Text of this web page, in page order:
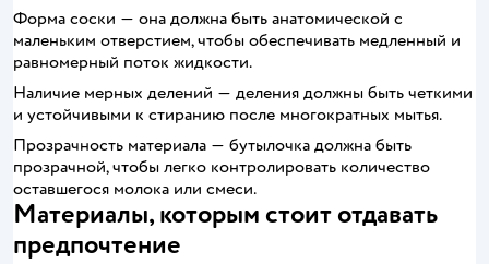
Форма соски ― она должна быть анатомической с
маленьким отверстием, чтобы обеспечивать медленный и
равномерный поток жидкости.
Наличие мерных делений ― деления должны быть четкими
и устойчивыми к стиранию после многократных мытья.
Прозрачность материала ― бутылочка должна быть
прозрачной, чтобы легко контролировать количество
оставшегося молока или смеси.
Материалы, которым стоит отдавать
предпочтение